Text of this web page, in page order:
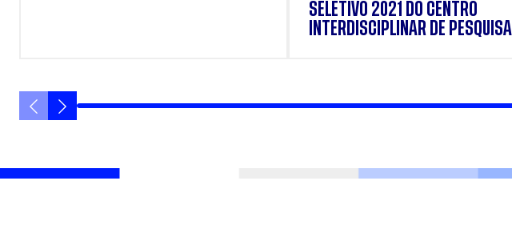
SELETIVO 2021 DO CENTRO
INTERDISCIPLINAR DE PESQUISA